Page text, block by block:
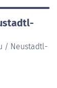
/ Neustadtl-